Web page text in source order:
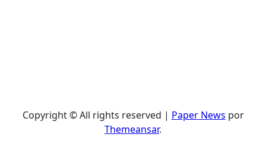
Copyright © All rights reserved | Paper News por
Themeansar.